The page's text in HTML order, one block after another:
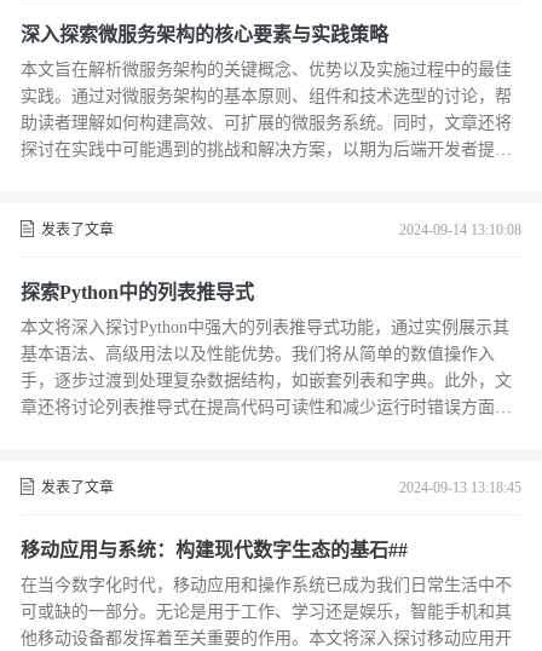
深入探索微服务架构的核心要素与实践策略
本文旨在解析微服务架构的关键概念、优势以及实施过程中的最佳
实践。通过对微服务架构的基本原则、组件和技术选型的讨论，帮
助读者理解如何构建高效、可扩展的微服务系统。同时，文章还将
探讨在实践中可能遇到的挑战和解决方案，以期为后端开发者提供
发表了文章 2024-09-14 13:10:08
探索Python中的列表推导式
本文将深入探讨Python中强大的列表推导式功能，通过实例展示其
基本语法、高级用法以及性能优势。我们将从简单的数值操作入
手，逐步过渡到处理复杂数据结构，如嵌套列表和字典。此外，文
章还将讨论列表推导式在提高代码可读性和减少运行时错误方面的
发表了文章 2024-09-13 13:18:45
移动应用与系统：构建现代数字生态的基石##
在当今数字化时代，移动应用和操作系统已成为我们日常生活中不
可或缺的一部分。无论是用于工作、学习还是娱乐，智能手机和其
他移动设备都发挥着至关重要的作用。本文将深入探讨移动应用开